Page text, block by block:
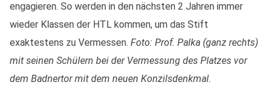
engagieren. So werden in den nächsten 2 Jahren immer
wieder Klassen der HTL kommen, um das Stift
exaktestens zu Vermessen. Foto: Prof. Palka (ganz rechts)
mit seinen Schülern bei der Vermessung des Platzes vor
dem Badnertor mit dem neuen Konzilsdenkmal.